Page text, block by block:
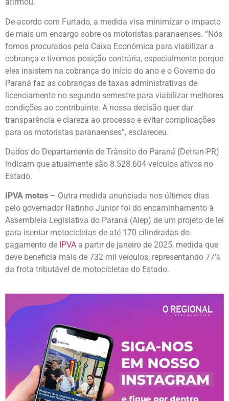
De acordo com Furtado, a medida visa minimizar o impacto
de mais um encargo sobre os motoristas paranaenses. “Nós
fomos procurados pela Caixa Econômica para viabilizar a
cobrança e tivemos posição contrária, especialmente porque
eles insistem na cobrança do início do ano e o Governo do
Paraná faz as cobranças de taxas administrativas de
licenciamento no segundo semestre para viabilizar melhores
condições ao contribuinte. A nossa decisão quer dar
transparência e clareza ao processo e evitar complicações
para os motoristas paranaenses”, esclareceu.
Dados do Departamento de Trânsito do Paraná (Detran-PR)
indicam que atualmente são 8.528.604 veículos ativos no
Estado.
IPVA motos – Outra medida anunciada nos últimos dias
pelo governador Ratinho Junior foi do encaminhamento à
Assembleia Legislativa do Paraná (Alep) de um projeto de lei
para isentar motocicletas de até 170 cilindradas do
pagamento de IPVA a partir de janeiro de 2025, medida que
deve beneficia mais de 732 mil veículos, representando 77%
da frota tributável de motocicletas do Estado.